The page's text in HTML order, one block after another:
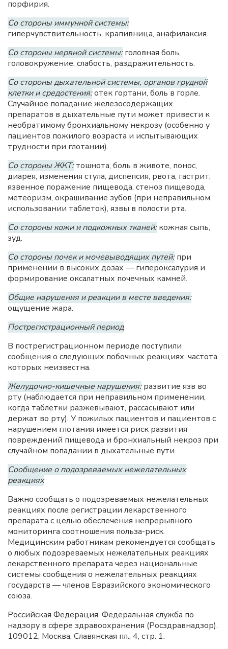
порфирия.
Со стороны иммунной системы:
гиперчувствительность, крапивница, анафилаксия.
Со стороны нервной системы:головная боль,
головокружение, слабость, раздражительность.
Со стороны дыхательной системы, органов грудной
клетки и средостения:отек гортани, боль в горле.
Случайное попадание железосодержащих
препаратов в дыхательные пути может привести к
необратимому бронхиальному некрозу (особенно у
пациентов пожилого возраста и испытывающих
трудности при глотании).
Со стороны ЖКТ:тошнота, боль в животе, понос,
диарея, изменения стула, диспепсия, рвота, гастрит,
язвенное поражение пищевода, стеноз пищевода,
метеоризм, окрашивание зубов (при неправильном
использовании таблеток), язвы в полости рта.
Со стороны кожи и подкожных тканей:кожная сыпь,
зуд.
Со стороны почек и мочевыводящих путей:при
применении в высоких дозах — гипероксалурия и
формирование оксалатных почечных камней.
Общие нарушения и реакции в месте введения:
ощущение жара.
Пострегистрационный период
В пострегистрационном периоде поступили
сообщения о следующих побочных реакциях, частота
которых неизвестна.
Желудочно-кишечные нарушения:развитие язв во
рту (наблюдается при неправильном применении,
когда таблетки разжевывают, рассасывают или
держат во рту). У пожилых пациентов и пациентов с
нарушением глотания имеется риск развития
повреждений пищевода и бронхиальный некроз при
случайном попадании в дыхательные пути.
Сообщение о подозреваемых нежелательных
реакциях
Важно сообщать о подозреваемых нежелательных
реакциях после регистрации лекарственного
препарата с целью обеспечения непрерывного
мониторинга соотношения польза-риск.
Медицинским работникам рекомендуется сообщать
о любых подозреваемых нежелательных реакциях
лекарственного препарата через национальные
системы сообщения о нежелательных реакциях
государств — членов Евразийского экономического
союза.
Российская Федерация. Федеральная служба по
надзору в сфере здравоохранения (Росздравнадзор).
109012, Москва, Славянская пл., 4, стр. 1.